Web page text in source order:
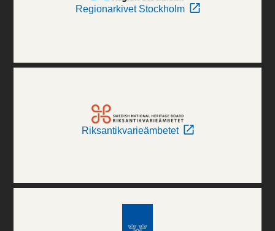
Regionarkivet Stockholm
Riksantikvarieämbetet